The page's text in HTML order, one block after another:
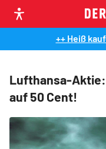
++ Heiß
Lufthansa-
auf 50 Cent!